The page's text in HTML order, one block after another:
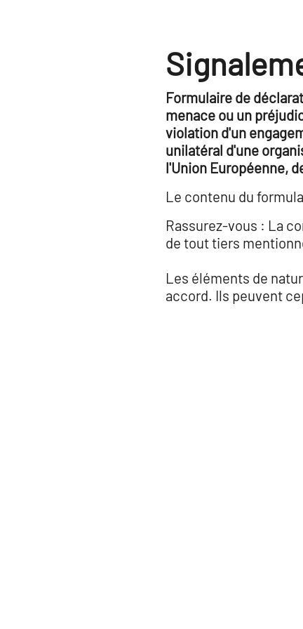
Formulaire de
menace ou un
violation d'un
unilatéral d'une
l'Union Européenne,
Le contenu du
Rassurez-vous : La
de tout tiers
Les éléments de
accord. Ils peuvent